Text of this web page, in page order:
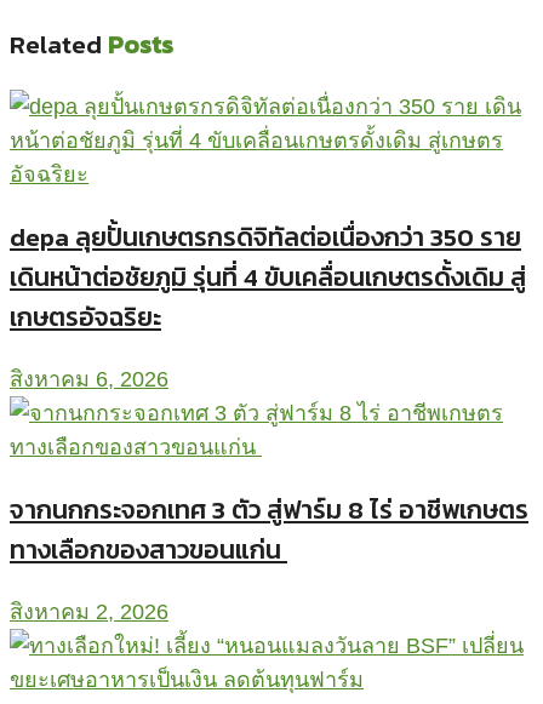
Related Posts
depa ลุยปั้นเกษตรกรดิจิทัลต่อเนื่องกว่า 350 ราย
เดินหน้าต่อชัยภูมิ รุ่นที่ 4 ขับเคลื่อนเกษตรดั้งเดิม สู่
เกษตรอัจฉริยะ
สิงหาคม 6, 2026
จากนกกระจอกเทศ 3 ตัว สู่ฟาร์ม 8 ไร่ อาชีพเกษตร
ทางเลือกของสาวขอนแก่น
สิงหาคม 2, 2026